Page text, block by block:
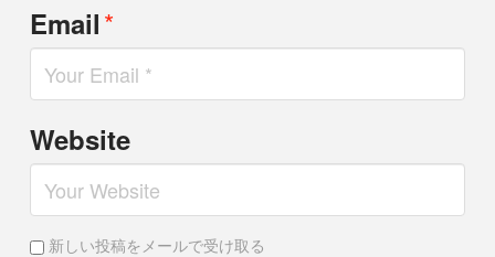
Email*
Website
新しい投稿をメールで受け取る